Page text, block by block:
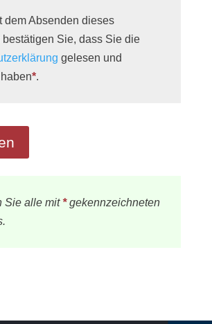
dem Absenden dieses
bestätigen Sie, dass Sie die
gelesen und
*.
Sie alle mit*gekennzeichneten